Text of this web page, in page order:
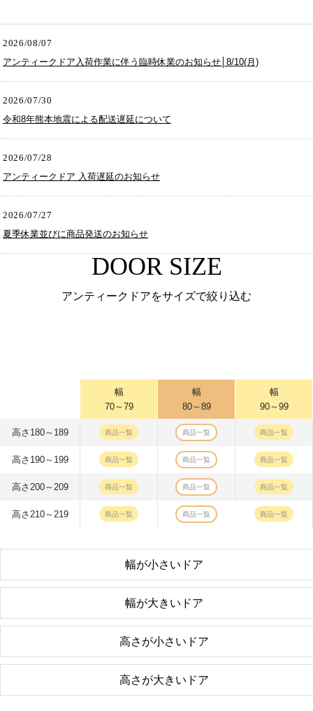
2026/08/07
アンティークドア入荷作業に伴う臨時休業のお知らせ│8/10(月)
2026/07/30
令和8年熊本地震による配送遅延について
2026/07/28
アンティークドア 入荷遅延のお知らせ
2026/07/27
夏季休業並びに商品発送のお知らせ
DOOR SIZE
アンティークドアをサイズで絞り込む
幅
70～79
幅
80～89
幅
90～99
高さ180～189 商品一覧 商品一覧 商品一覧
高さ190～199 商品一覧 商品一覧 商品一覧
高さ200～209 商品一覧 商品一覧 商品一覧
高さ210～219 商品一覧 商品一覧 商品一覧
幅が小さいドア
幅が大きいドア
高さが小さいドア
高さが大きいドア